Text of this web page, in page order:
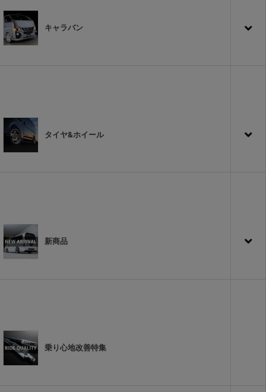
キャラバン
タイヤ&ホイール
新商品
乗り心地改善特集